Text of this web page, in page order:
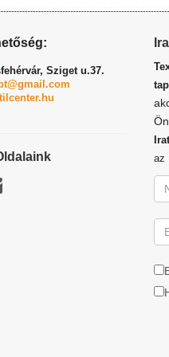
Sziget u.37.